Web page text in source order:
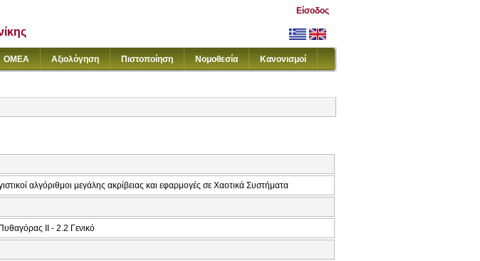
Είσοδος
ΟΜΕΑ Αξιολόγηση Πιστοποίηση Νομοθεσία Κανονισμοί
αλγόριθμοι μεγάλης ακρίβειας και εφαρμογές σε Χαοτικά Συστήματα
ΙΙ - 2.2 Γενικό